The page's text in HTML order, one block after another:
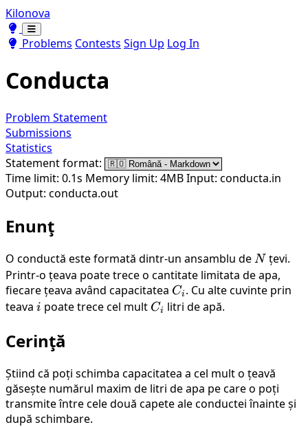
Kilonova
Toggle theme
Toggle theme
Problems Contests Sign Up Log In
Conducta
Problem Statement
Submissions
Statistics
Statement format:
Time limit: 0.1s Memory limit: 4MBInput: conducta.in
Output: conducta.out
Enunţ
O conductă este formată dintr-un ansamblu deN
N țevi.
Printr-o țeava poate trece o cantitate limitata de apa,
fiecare țeava având capacitatea C_i
Ci . Cu alte cuvinte prin
teava i
i poate trece cel mult C_i
Ci litri de apă.
Cerinţă
Știind că poți schimba capacitatea a cel mult o țeavă
găsește numărul maxim de litri de apa pe care o poți
transmite între cele două capete ale conductei înainte și
după schimbare.